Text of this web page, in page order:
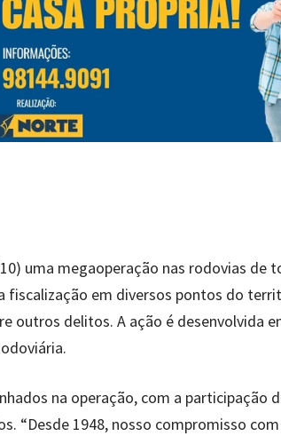
uma megaoperação nas rodovias de
em diversos pontos do
outros delitos. A ação é desenvolvida
na operação, com a participação
“Desde 1948, nosso compromisso